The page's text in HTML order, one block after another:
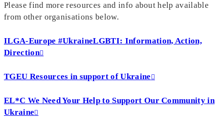
Please find more resources and info about help available
from other organisations below.
ILGA-Europe #UkraineLGBTI: Information, Action,
Direction
TGEU Resources in support of Ukraine
EL*C We Need Your Help to Support Our Community in
Ukraine